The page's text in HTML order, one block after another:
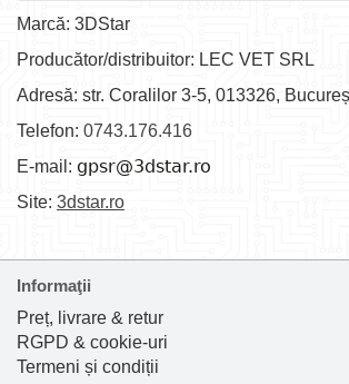
Marcă: 3DStar
Producător/distribuitor: LEC VET SRL
Adresă: str. Coralilor 3-5, 013326,
Telefon: 0743.176.416
E-mail:
Site: 3dstar.ro
Informaţii
Preț, livrare & retur
RGPD & cookie-uri
Termeni și condiții